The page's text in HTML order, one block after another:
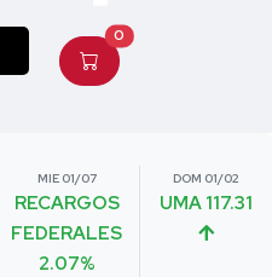
0
MIE 01/07
RECARGOS
FEDERALES
2.07%
DOM 01/02
UMA 117.31